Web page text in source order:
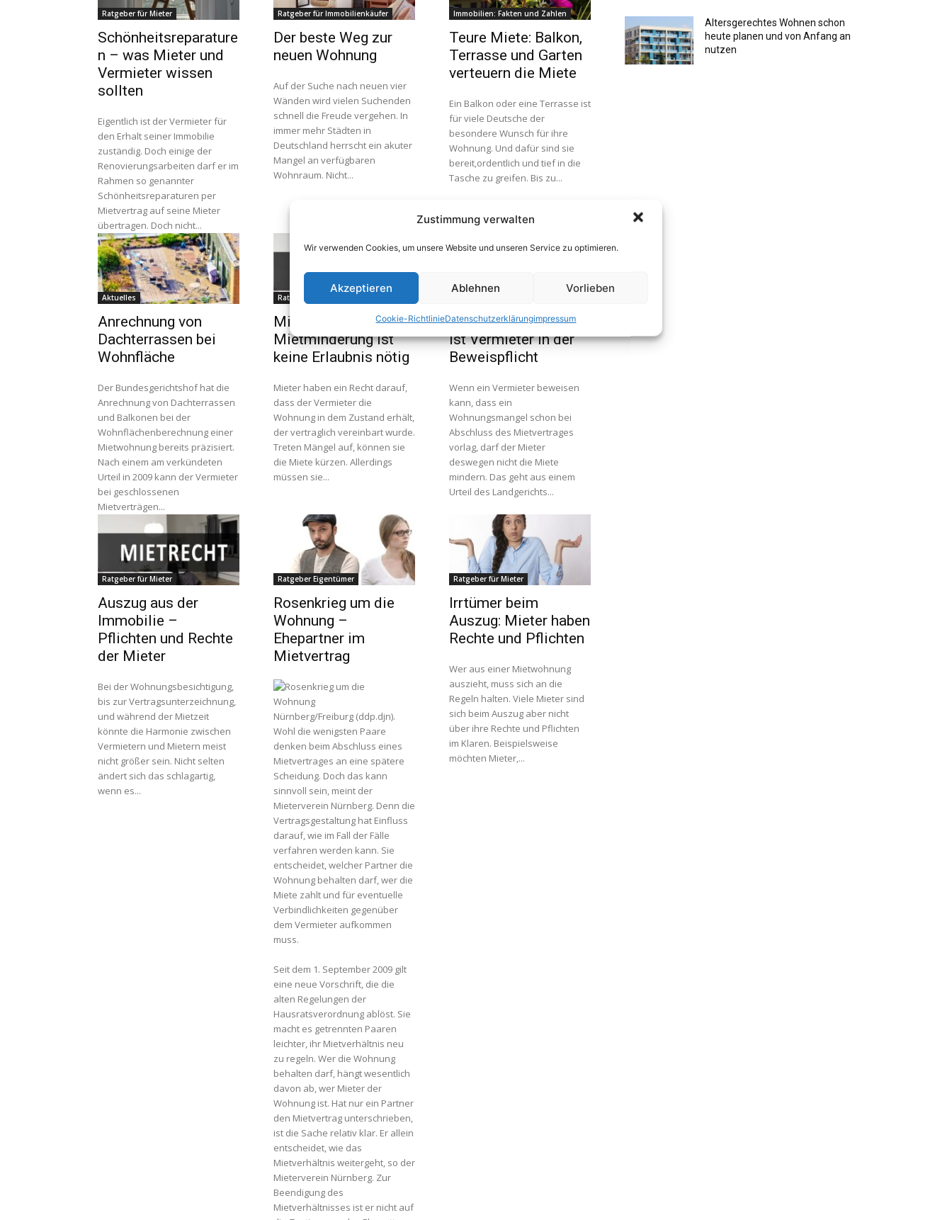
Zustimmung verwalten
Wir verwenden Cookies, um unsere Website und unseren Service zu optimieren.
Akzeptieren Ablehnen Vorlieben
Cookie-RichtlinieDatenschutzerklärungimpressum
Ratgeber für Mieter
Schönheitsreparature
n – was Mieter und
Vermieter wissen
sollten
Eigentlich ist der Vermieter für
den Erhalt seiner Immobilie
zuständig. Doch einige der
Renovierungsarbeiten darf er im
Rahmen so genannter
Schönheitsreparaturen per
Mietvertrag auf seine Mieter
übertragen. Doch nicht...
Ratgeber für Immobilienkäufer
Der beste Weg zur
neuen Wohnung
Auf der Suche nach neuen vier
Wänden wird vielen Suchenden
schnell die Freude vergehen. In
immer mehr Städten in
Deutschland herrscht ein akuter
Mangel an verfügbaren
Wohnraum. Nicht...
Immobilien: Fakten und Zahlen
Teure Miete: Balkon,
Terrasse und Garten
verteuern die Miete
Ein Balkon oder eine Terrasse ist
für viele Deutsche der
besondere Wunsch für ihre
Wohnung. Und dafür sind sie
bereit,ordentlich und tief in die
Tasche zu greifen. Bis zu...
Aktuelles
Anrechnung von
Dachterrassen bei
Wohnfläche
Der Bundesgerichtshof hat die
Anrechnung von Dachterrassen
und Balkonen bei der
Wohnflächenberechnung einer
Mietwohnung bereits präzisiert.
Nach einem am verkündeten
Urteil in 2009 kann der Vermieter
bei geschlossenen
Mietverträgen...
Ratgeber für Mieter
Mietrecht: Für
Mietminderung ist
keine Erlaubnis nötig
Mieter haben ein Recht darauf,
dass der Vermieter die
Wohnung in dem Zustand erhält,
der vertraglich vereinbart wurde.
Treten Mängel auf, können sie
die Miete kürzen. Allerdings
müssen sie...
Bei Mietminderung
ist Vermieter in der
Beweispflicht
Wenn ein Vermieter beweisen
kann, dass ein
Wohnungsmangel schon bei
Abschluss des Mietvertrages
vorlag, darf der Mieter
deswegen nicht die Miete
mindern. Das geht aus einem
Urteil des Landgerichts...
Ratgeber für Mieter
Auszug aus der
Immobilie –
Pflichten und Rechte
der Mieter
Bei der Wohnungsbesichtigung,
bis zur Vertragsunterzeichnung,
und während der Mietzeit
könnte die Harmonie zwischen
Vermietern und Mietern meist
nicht größer sein. Nicht selten
ändert sich das schlagartig,
wenn es...
Ratgeber Eigentümer
Rosenkrieg um die
Wohnung –
Ehepartner im
Mietvertrag
Nürnberg/Freiburg (ddp.djn).
Wohl die wenigsten Paare
denken beim Abschluss eines
Mietvertrages an eine spätere
Scheidung. Doch das kann
sinnvoll sein, meint der
Mieterverein Nürnberg. Denn die
Vertragsgestaltung hat Einfluss
darauf, wie im Fall der Fälle
verfahren werden kann. Sie
entscheidet, welcher Partner die
Wohnung behalten darf, wer die
Miete zahlt und für eventuelle
Verbindlichkeiten gegenüber
dem Vermieter aufkommen
muss.
Seit dem 1. September 2009 gilt
eine neue Vorschrift, die die
alten Regelungen der
Hausratsverordnung ablöst. Sie
macht es getrennten Paaren
leichter, ihr Mietverhältnis neu
zu regeln. Wer die Wohnung
behalten darf, hängt wesentlich
davon ab, wer Mieter der
Wohnung ist. Hat nur ein Partner
den Mietvertrag unterschrieben,
ist die Sache relativ klar. Er allein
entscheidet, wie das
Mietverhältnis weitergeht, so der
Mieterverein Nürnberg. Zur
Beendigung des
Mietverhältnisses ist er nicht auf
Ratgeber für Mieter
Irrtümer beim
Auszug: Mieter haben
Rechte und Pflichten
Wer aus einer Mietwohnung
auszieht, muss sich an die
Regeln halten. Viele Mieter sind
sich beim Auszug aber nicht
über ihre Rechte und Pflichten
im Klaren. Beispielsweise
möchten Mieter,...
Altersgerechtes Wohnen schon
heute planen und von Anfang an
nutzen